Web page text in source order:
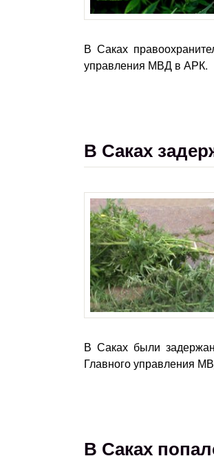
В Саках
управления МВД в АРК.
В Саках
В Саках были
Главного управления
В Саках